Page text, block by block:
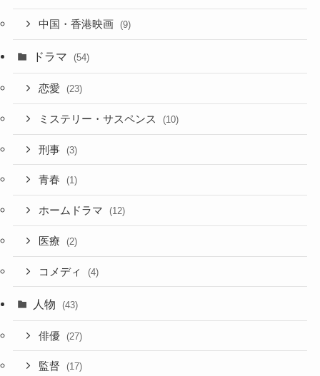
中国・香港映画 (9)
ドラマ (54)
恋愛 (23)
ミステリー・サスペンス (10)
刑事 (3)
青春 (1)
ホームドラマ (12)
医療 (2)
コメディ (4)
人物 (43)
俳優 (27)
監督 (17)